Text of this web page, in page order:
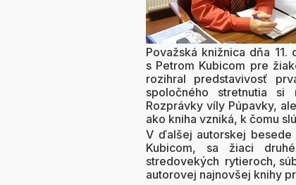
Považská knižnica dňa
s Petrom Kubicom pre
rozihral predstavivosť
spoločného stretnutia
Rozprávky víly Púpavky,
ako kniha vzniká, k čomu
V ďalšej autorskej besede
Kubicom, sa žiaci
stredovekých rytieroch,
autorovej najnovšej knihy